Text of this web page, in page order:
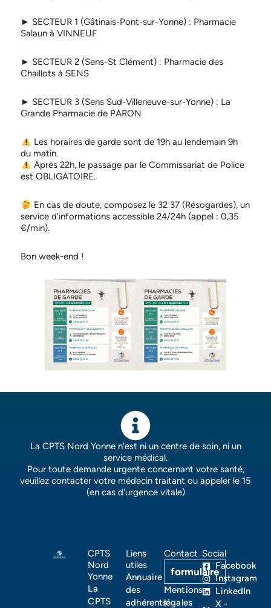
► SECTEUR 1 (Gâtinais-Pont-sur-Yonne) : Pharmacie
Salaun à VINNEUF
► SECTEUR 2 (Sens-St Clément) : Pharmacie des
Chaillots à SENS
► SECTEUR 3 (Sens Sud-Villeneuve-sur-Yonne) : La
Grande Pharmacie de PARON
Les horaires de garde sont de 19h au lendemain 9h
du matin.
Après 22h, le passage par le Commissariat de Police
est OBLIGATOIRE.
En cas de doute, composez le 32 37 (Résogardes), un
service d’informations accessible 24/24h (appel : 0,35
€/min).
Bon week-end !
La CPTS Nord Yonne n'est ni un centre de soin, ni un
service médical.
Pour toute demande urgente concernant votre santé,
veuillez contacter votre médecin traitant ou appeler le 15
(en cas d'urgence vitale)
CPTS
Nord
Yonne
La
CPTS
Liens
utiles
Annuaire
des
adhérents
Contact
formulaire
Mentions
légales
Social
Facebook
Instagram
LinkedIn
X -